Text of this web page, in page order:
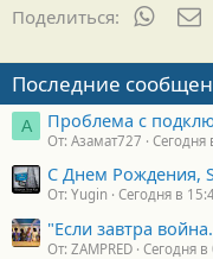
Поделиться:
Последние
А Проблема с
От: Азамат727 Сегодня
С Днем Рождения,
От: Yugin Сегодня в
"Если завтра
От: ZAMPRED Сегодня в